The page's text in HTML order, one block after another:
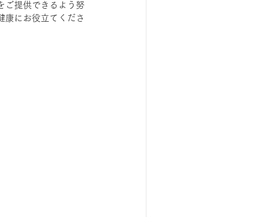
ご提供できるよう努
康にお役立てくださ